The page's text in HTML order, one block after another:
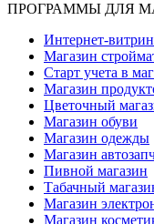
ПРОГРАММЫ ДЛЯ
Интернет-
Магазин
Старт учета в
Магазин
Цветочный
Магазин обуви
Магазин одежды
Магазин
Пивной магазин
Табачный
Магазин
Магазин